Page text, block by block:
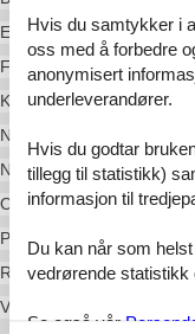
Enø
Faxe
Karrebæksminde
Næs
Næstved
Ore Strand
Præstø
Rude
Vesterhave
Hvis du samtykker i
oss med å forbedre
anonymisert
underleverandører.
Hvis du godtar
tillegg til statistikk)
informasjon til
Du kan når som
vedrørende statistikk
Se også vår